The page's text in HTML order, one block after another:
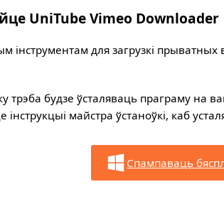
UniTube Vimeo Downloader
для загрузкі прыватных
трэба будзе ўсталяваць праграму на
майстра ўстаноўкі, каб
Спампаваць